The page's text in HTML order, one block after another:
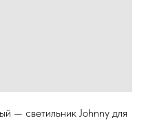
— светильник Johnny для